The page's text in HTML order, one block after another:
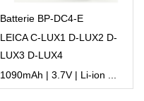
Batterie BP-DC4-E
LEICA C-LUX1 D-LUX2 D-
LUX3 D-LUX4
1090mAh | 3.7V | Li-ion ...